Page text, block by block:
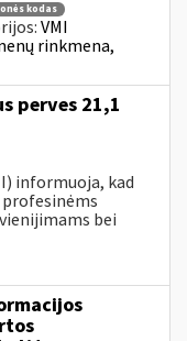
kodas
VMI
rinkmena,
perves 21,1
informuoja, kad
bei